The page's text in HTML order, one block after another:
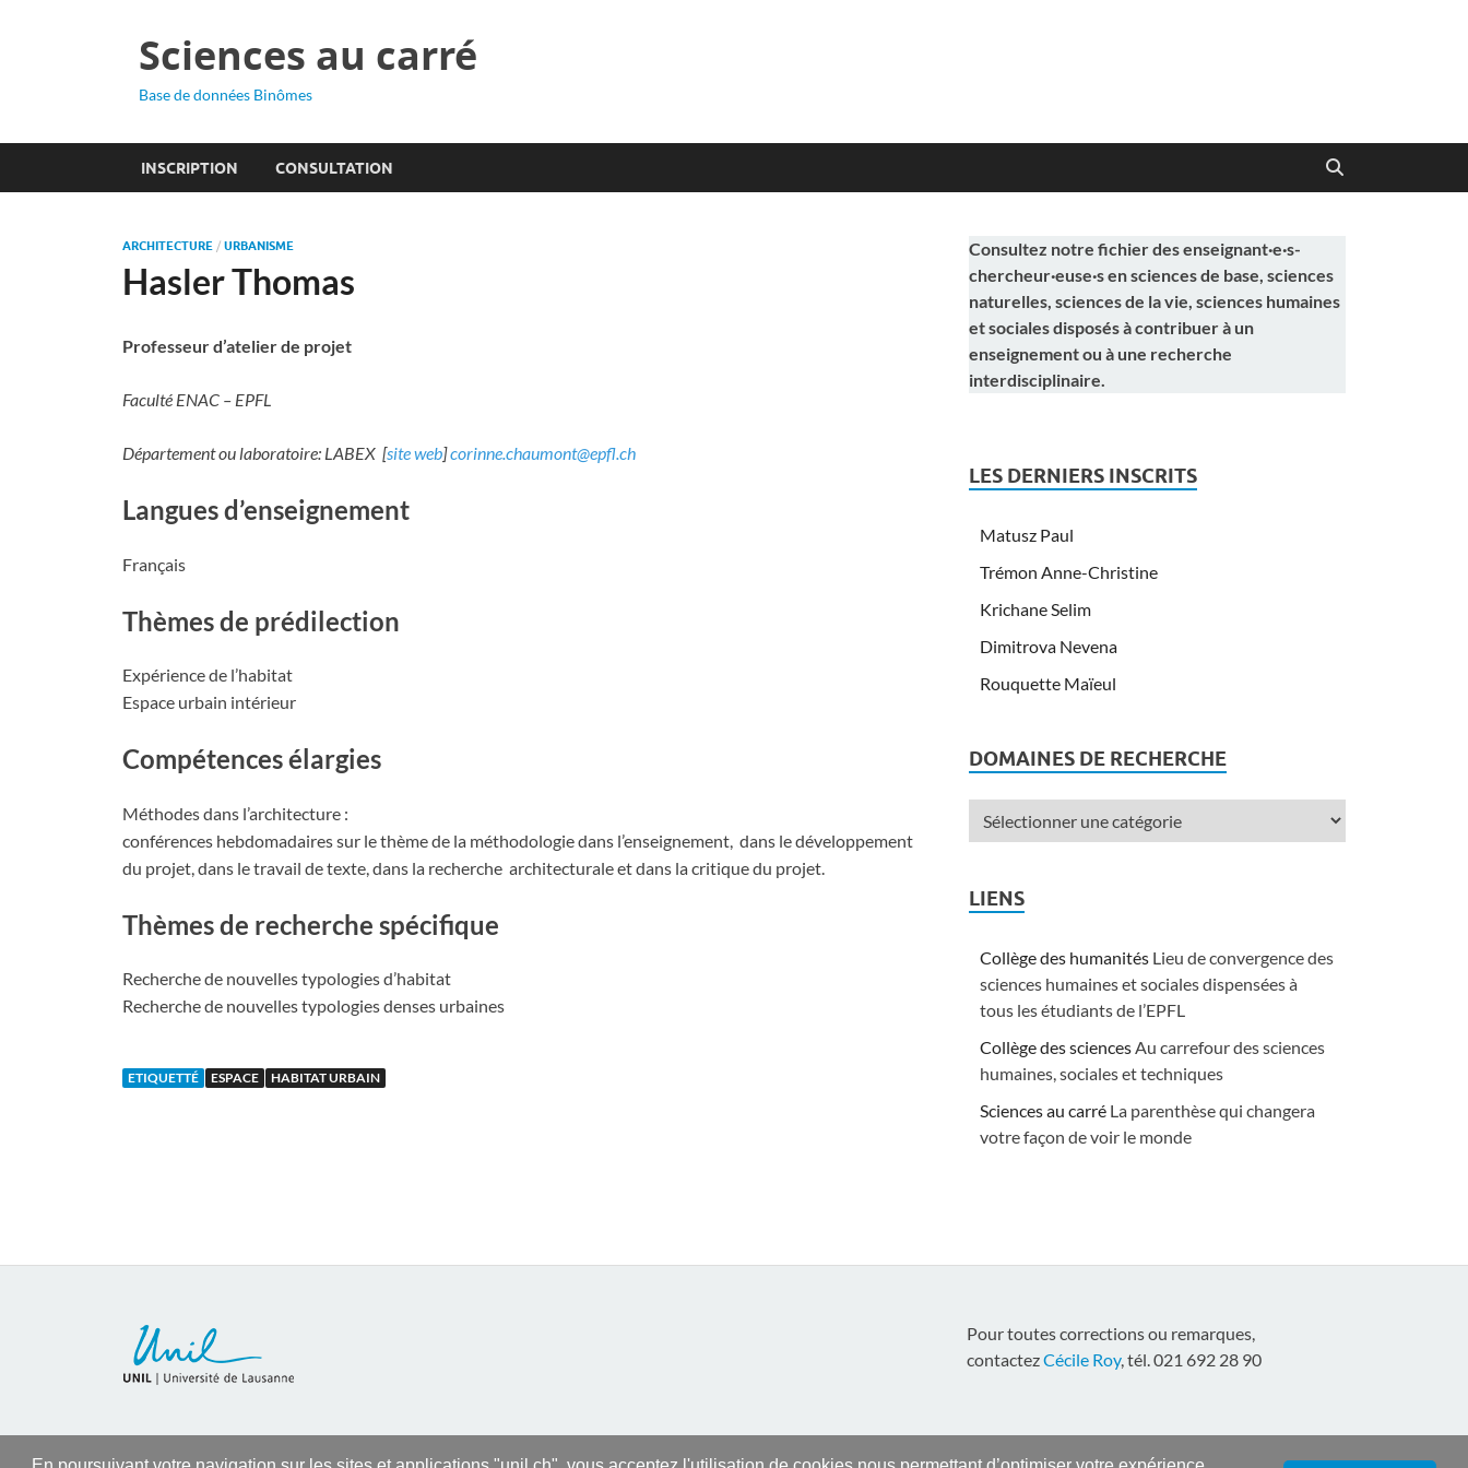
Sciences au carré
Base de données Binômes
INSCRIPTION CONSULTATION
ARCHITECTURE / URBANISME
Hasler Thomas
Professeur d’atelier de projet
Faculté ENAC – EPFL
Département ou laboratoire: LABEX [site web]corinne.chaumont@epfl.ch
Langues d’enseignement
Français
Thèmes de prédilection
Expérience de l’habitat
Espace urbain intérieur
Compétences élargies
Méthodes dans l’architecture :
conférences hebdomadaires sur le thème de la méthodologie dans l’enseignement, dans le développement
du projet, dans le travail de texte, dans la recherche architecturale et dans la critique du projet.
Thèmes de recherche spécifique
Recherche de nouvelles typologies d’habitat
Recherche de nouvelles typologies denses urbaines
ETIQUETTÉ ESPACE HABITAT URBAIN
Consultez notre fichier des enseignant·e·s-
chercheur·euse·s en sciences de base, sciences
naturelles, sciences de la vie, sciences humaines
et sociales disposés à contribuer à un
enseignement ou à une recherche
interdisciplinaire.
LES DERNIERS INSCRITS
Matusz Paul
Trémon Anne-Christine
Krichane Selim
Dimitrova Nevena
Rouquette Maïeul
DOMAINES DE RECHERCHE
LIENS
Collège des humanités Lieu de convergence des
sciences humaines et sociales dispensées à
tous les étudiants de l’EPFL
Collège des sciencesAu carrefour des sciences
humaines, sociales et techniques
Sciences au carré La parenthèse qui changera
votre façon de voir le monde
Pour toutes corrections ou remarques,
contactezCécile Roy, tél. 021 692 28 90